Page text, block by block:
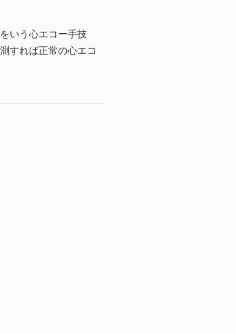
いう心エコー手技
すれば正常の心エコ